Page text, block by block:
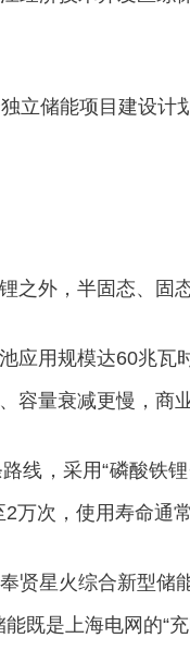
储能项目建设计
外，半固态、固态
用规模达60兆瓦
容量衰减更慢，商
，采用“磷酸铁锂
万次，使用寿命通
星火综合新型储
既是上海电网的“充